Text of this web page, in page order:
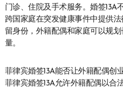
门诊、住院及手术服务。婚签
跨国家庭在突发健康事件中提供
留身份，外籍配偶和家庭可以规
量。
菲律宾婚签13A能否让外籍配偶创
菲律宾婚签13A允许外籍配偶以合